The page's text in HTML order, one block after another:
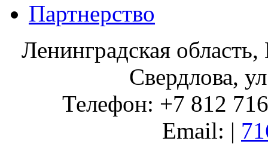
Партнерство
Ленинградская
Свердлова,
Телефон: +7 812
Email: |